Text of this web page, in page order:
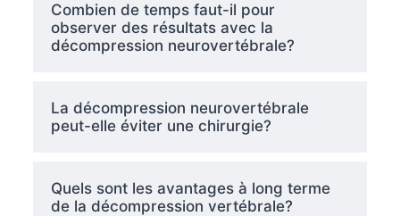
Combien de temps faut-il pour
observer des résultats avec la
décompression neurovertébrale?
La décompression neurovertébrale
peut-elle éviter une chirurgie?
Quels sont les avantages à long terme
de la décompression vertébrale?